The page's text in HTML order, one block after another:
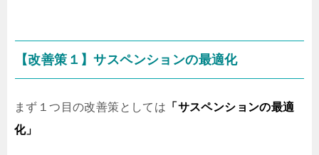
【改善策１】サスペンションの最適化
まず１つ目の改善策としては 「サスペンションの最適
化」